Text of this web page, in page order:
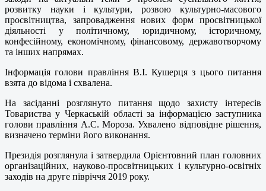
розвитку науки і культури, розвою культурно-масового
просвітництва, запровадження нових форм просвітницької
діяльності у політичному, юридичному, історичному,
конфесійному, економічному, фінансовому, державотворчому
та інших напрямах.
Інформація голови правління В.І. Кушерця з цього питання
взята до відома і схвалена.
На засіданні розглянуто питання щодо захисту інтересів
Товариства у Черкаській області за інформацією заступника
голови правління А.С. Мороза. Ухвалено відповідне рішення,
визначено терміни його виконання.
Президія розглянула і затвердила Орієнтовний план головних
організаційних, науково-просвітницьких і культурно-освітніх
заходів на друге півріччя 2019 року.